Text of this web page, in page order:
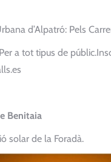
d’Alpatró: Pels
a tot tipus de
Benitaia
solar de la Foradà.